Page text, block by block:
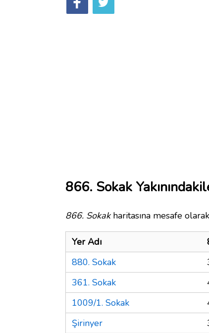
866. Sokak
866. Sokakharitasına mesafe
Yer Adı
880. Sokak
361. Sokak
1009/1. Sokak
Şirinyer